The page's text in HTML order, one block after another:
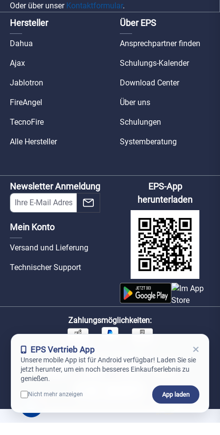
Oder über unser Kontaktformular.
Hersteller
Dahua
Ajax
Jablotron
FireAngel
TecnoFire
Alle Hersteller
Über EPS
Ansprechpartner finden
Schulungs-Kalender
Download Center
Über uns
Schulungen
Systemberatung
Newsletter Anmeldung
Mein Konto
Versand und Lieferung
Technischer Support
EPS-App
herunterladen
Zahlungsmöglichkeiten:
Unsere Versandpartner:
EPS Vertrieb App ×
Unsere mobile App ist für Android verfügbar! Laden Sie sie
jetzt herunter, um ein noch besseres Einkaufserlebnis zu
genießen.
Nicht mehr anzeigen App laden